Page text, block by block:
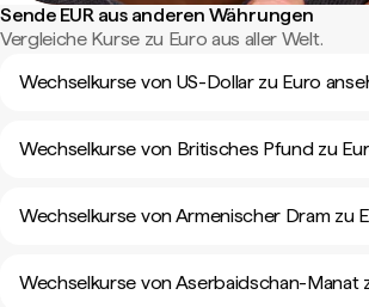
Sende EUR aus anderen Währungen
Vergleiche Kurse zu Euro aus aller Welt.
Wechselkurse von US-Dollar zu Euro
Wechselkurse von Britisches Pfund zu
Wechselkurse von Armenischer Dram zu
Wechselkurse von Aserbaidschan-Manat